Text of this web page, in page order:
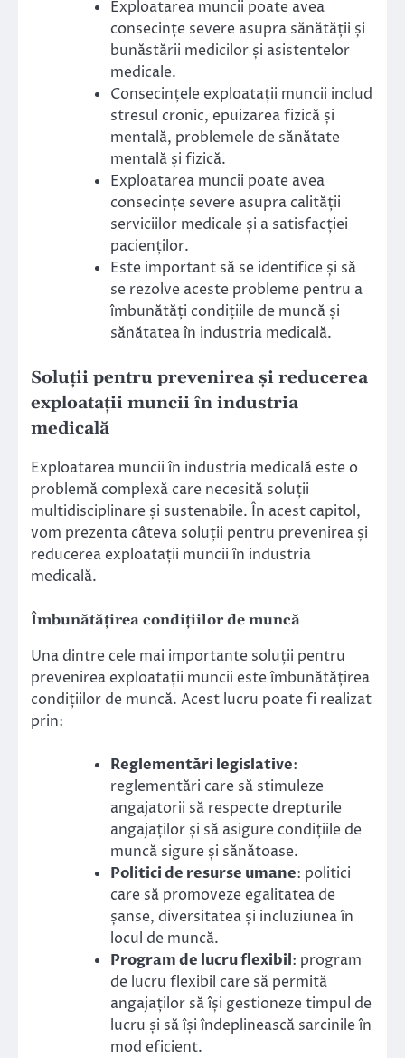
Exploatarea muncii poate avea
consecințe severe asupra sănătății și
bunăstării medicilor și asistentelor
medicale.
Consecințele exploatații muncii includ
stresul cronic, epuizarea fizică și
mentală, problemele de sănătate
mentală și fizică.
Exploatarea muncii poate avea
consecințe severe asupra calității
serviciilor medicale și a satisfacției
pacienților.
Este important să se identifice și să
se rezolve aceste probleme pentru a
îmbunătăți condițiile de muncă și
sănătatea în industria medicală.
Soluții pentru prevenirea și reducerea
exploatații muncii în industria
medicală
Exploatarea muncii în industria medicală este o
problemă complexă care necesită soluții
multidisciplinare și sustenabile. În acest capitol,
vom prezenta câteva soluții pentru prevenirea și
reducerea exploatații muncii în industria
medicală.
Îmbunătățirea condițiilor de muncă
Una dintre cele mai importante soluții pentru
prevenirea exploatații muncii este îmbunătățirea
condițiilor de muncă. Acest lucru poate fi realizat
prin:
Reglementări legislative:
reglementări care să stimuleze
angajatorii să respecte drepturile
angajaților și să asigure condițiile de
muncă sigure și sănătoase.
Politici de resurse umane: politici
care să promoveze egalitatea de
șanse, diversitatea și incluziunea în
locul de muncă.
Program de lucru flexibil: program
de lucru flexibil care să permită
angajaților să își gestioneze timpul de
lucru și să își îndeplinească sarcinile în
mod eficient.